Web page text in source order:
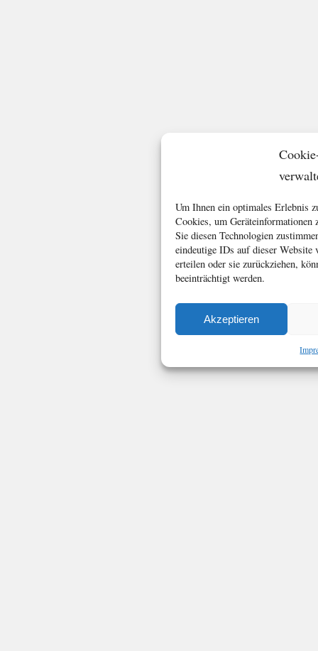
Um Ihnen ein optimales Erlebnis
Cookies, um Geräteinformationen
Sie diesen Technologien
eindeutige IDs auf dieser
erteilen oder sie zurückziehen,
beeinträchtigt werden.
Akzeptieren